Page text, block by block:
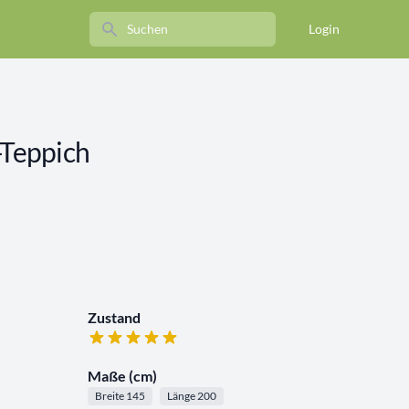
Search Login
Zustand
Maße (cm)
Breite 145 Länge 200